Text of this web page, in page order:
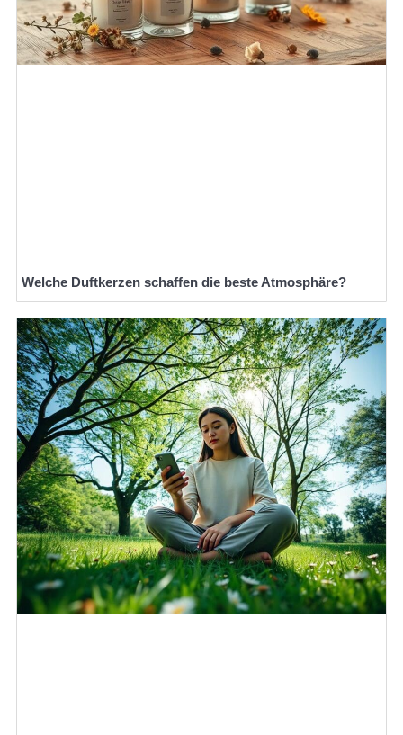
Welche Duftkerzen schaffen die beste Atmosphäre?